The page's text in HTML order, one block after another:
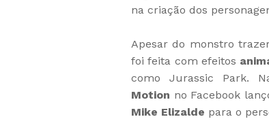
na criação dos
Apesar do monstro
foi feita com efeitos
como Jurassic Park.
Motion no Facebook
Mike Elizalde para o